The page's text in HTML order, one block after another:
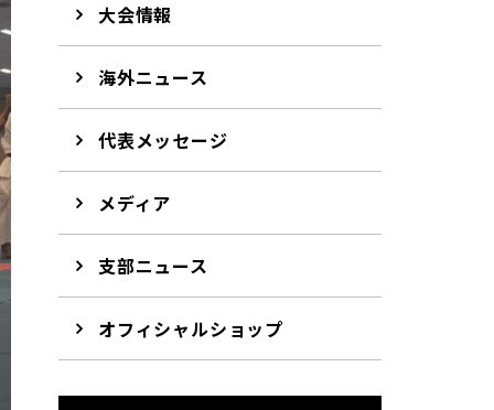
大会情報
海外ニュース
代表メッセージ
メディア
支部ニュース
オフィシャルショップ